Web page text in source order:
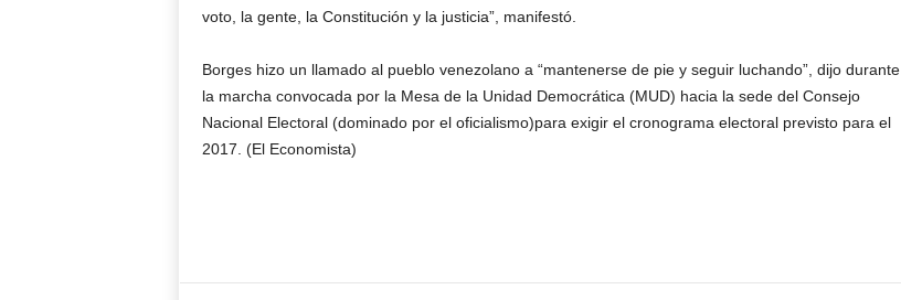
voto, la gente, la Constitución y la justicia”, manifestó.
Borges hizo un llamado al pueblo venezolano a “mantenerse de pie y seguir luchando”, dijo durante
la marcha convocada por la Mesa de la Unidad Democrática (MUD) hacia la sede del Consejo
Nacional Electoral (dominado por el oficialismo)para exigir el cronograma electoral previsto para el
2017. (El Economista)